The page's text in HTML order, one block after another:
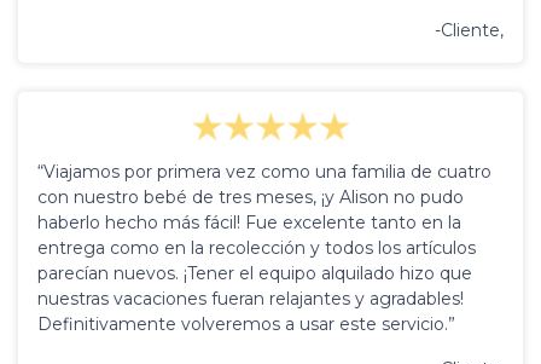
-Cliente,
“Viajamos por primera vez como una familia de cuatro
con nuestro bebé de tres meses, ¡y Alison no pudo
haberlo hecho más fácil! Fue excelente tanto en la
entrega como en la recolección y todos los artículos
parecían nuevos. ¡Tener el equipo alquilado hizo que
nuestras vacaciones fueran relajantes y agradables!
Definitivamente volveremos a usar este servicio.”